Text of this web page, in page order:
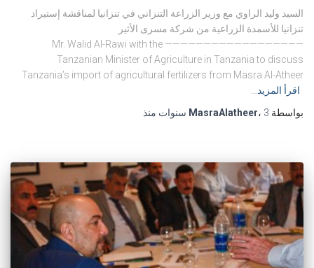
السيد وليد الراوي مع وزير الزراعة التنزاني في تنزانيا لمناقشة إستيراد
تنزانيا للأسمدة الزراعية من شركة مسرى الأثير
—————————————————— Mr. Walid Al-Rawi with the
Tanzanian Minister of Agriculture in Tanzania to discuss
Tanzania’s import of agricultural fertilizers from Masra Al-Atheer
اقرأ المزيد…
بواسطة
MasraAlatheer، 3 سنوات منذ